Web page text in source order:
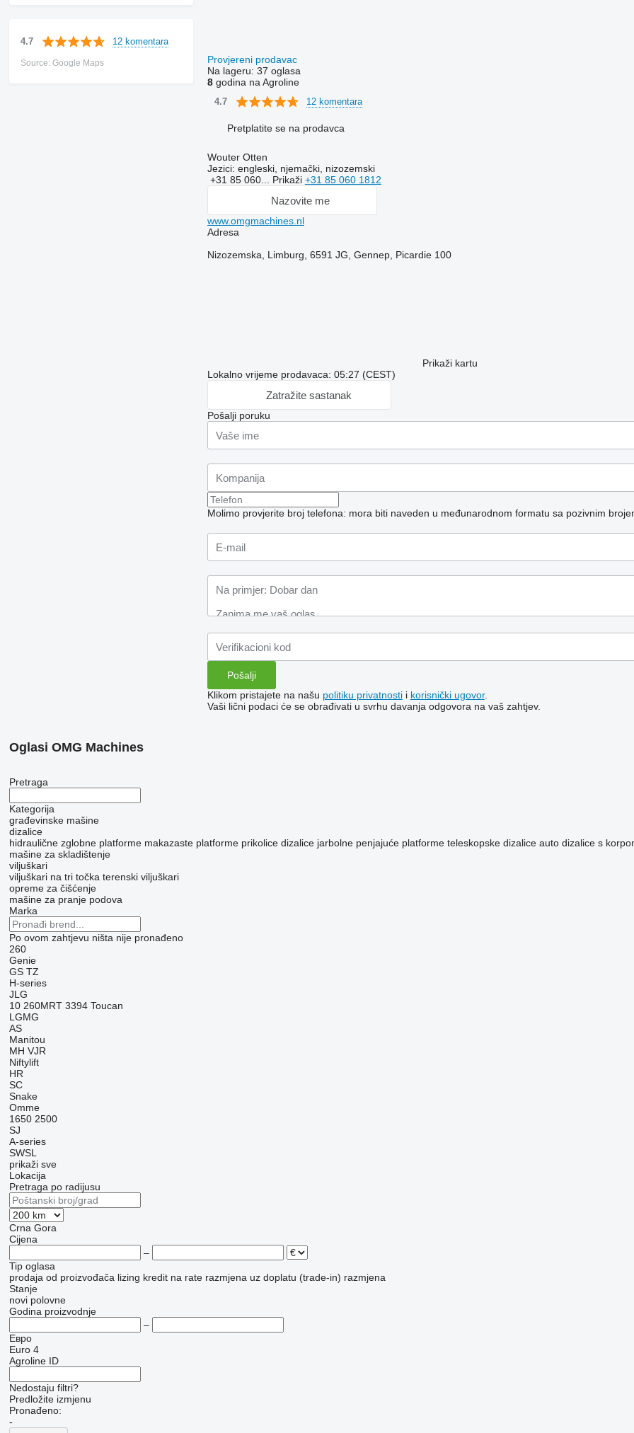
4.7 12 komentara
Source: Google Maps
Provjereni prodavac
Na lageru: 37 oglasa
8godina na Agroline
4.7 12 komentara
Pretplatite se na prodavca
Wouter Otten
Jezici: engleski, njemački, nizozemski
+31 85 060... Prikaži +31 85 060 1812
Nazovite me
www.omgmachines.nl
Adresa
Nizozemska, Limburg, 6591 JG, Gennep, Picardie 100
Prikaži kartu
Lokalno vrijeme prodavaca: 05:27 (CEST)
Zatražite sastanak
Pošalji poruku
Molimo provjerite broj telefona: mora biti naveden u međunarodnom formatu sa pozivnim
Klikom pristajete na našu politiku privatnostii korisnički ugovor.
Vaši lični podaci će se obrađivati ​​u svrhu davanja odgovora na vaš zahtjev.
Oglasi OMG Machines
Pretraga
Kategorija
građevinske mašine
dizalice
hidraulične zglobne platforme makazaste platforme prikolice dizalice jarbolne penjajuće platforme teleskopske dizalice auto dizalice s
mašine za skladištenje
viljuškari
viljuškari na tri točka terenski viljuškari
opreme za čišćenje
mašine za pranje podova
Marka
Po ovom zahtjevu ništa nije pronađeno
260
Genie
GS TZ
H-series
JLG
10 260MRT 3394 Toucan
LGMG
AS
Manitou
MH VJR
Niftylift
HR
SC
Snake
Omme
1650 2500
SJ
A-series
SWSL
prikaži sve
Lokacija
Pretraga po radijusu
Crna Gora
Cijena
–
Tip oglasa
prodaja od proizvođača lizing kredit na rate razmjena uz doplatu (trade-in) razmjena
Stanje
novi polovne
Godina proizvodnje
–
Евро
Euro 4
Agroline ID
Nedostaju filtri?
Predložite izmjenu
Pronađeno:
-